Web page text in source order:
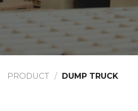
PRODUCT / DUMP TRUCK